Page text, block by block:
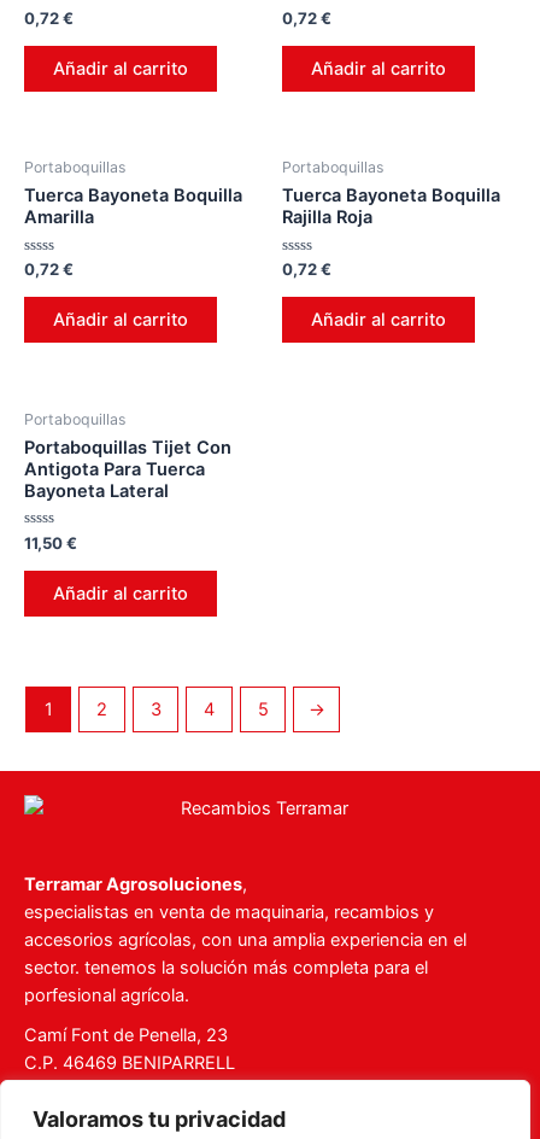
Valoramos tu privacidad
Valorado
en
0
0,72€
Añadir al carrito
Valorado
en
0
0,72€
Añadir al carrito
Portaboquillas
Tuerca Bayoneta Boquilla
Amarilla
Valorado
en
0
0,72€
Añadir al carrito
Portaboquillas
Tuerca Bayoneta Boquilla
Rajilla Roja
Valorado
en
0
0,72€
Añadir al carrito
Portaboquillas
Portaboquillas Tijet Con
Antigota Para Tuerca
Bayoneta Lateral
Valorado
en
0
11,50€
Añadir al carrito
1 2 3 4 5 →
Terramar Agrosoluciones,
especialistas en venta de maquinaria, recambios y
accesorios agrícolas, con una amplia experiencia en el
sector. tenemos la solución más completa para el
porfesional agrícola.
Camí Font de Penella, 23
C.P. 46469 BENIPARRELL
ventas@recambiosterramar.com